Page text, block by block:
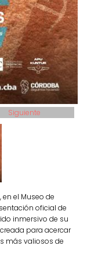
Siguiente
en el Museo de
oficial de
inmersivo de su
para acercar
más valiosos de